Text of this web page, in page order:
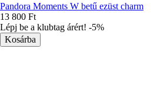
Pandora Moments W betű ezüst charm
13 800 Ft
Lépj be a klubtag árért! -5%